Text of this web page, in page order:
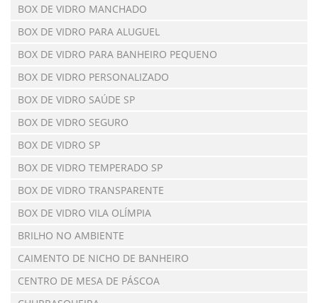
BOX DE VIDRO MANCHADO
BOX DE VIDRO PARA ALUGUEL
BOX DE VIDRO PARA BANHEIRO PEQUENO
BOX DE VIDRO PERSONALIZADO
BOX DE VIDRO SAÚDE SP
BOX DE VIDRO SEGURO
BOX DE VIDRO SP
BOX DE VIDRO TEMPERADO SP
BOX DE VIDRO TRANSPARENTE
BOX DE VIDRO VILA OLÍMPIA
BRILHO NO AMBIENTE
CAIMENTO DE NICHO DE BANHEIRO
CENTRO DE MESA DE PÁSCOA